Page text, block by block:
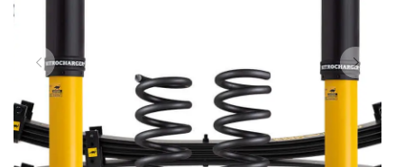
Войти
Выбор языка
Выбор валюты